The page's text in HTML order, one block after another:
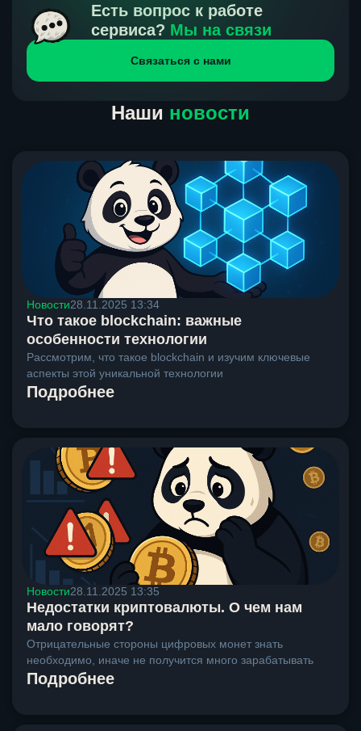
получения нами средств от тебя, а на другой части
направлений курс, указанный на сайте, является
окончательным. Если сомневаешься, напиши в онлайн-
чат на сайте, мы поможем разобраться.
Есть вопрос к работе
сервиса? Мы на связи
Связаться с нами
Наши новости
Новости28.11.2025 13:34
Что такое blockchain: важные
особенности технологии
Рассмотрим, что такое blockchain и изучим ключевые
аспекты этой уникальной технологии
Подробнее
Новости28.11.2025 13:35
Недостатки криптовалюты. О чем нам
мало говорят?
Отрицательные стороны цифровых монет знать
необходимо, иначе не получится много зарабатывать
Подробнее